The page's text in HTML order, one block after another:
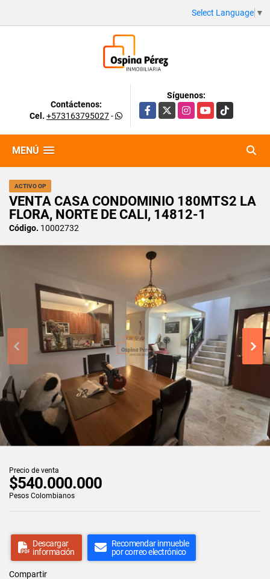
Select Language ▼
Contáctenos:
Cel. +573163795027-
Síguenos:
Facebook
X InstagramYouTubeTikTok
MENÚ
ACTIVO OP
VENTA CASA CONDOMINIO 180MTS2 LA
FLORA, NORTE DE CALI, 14812-1
Código. 10002732
Precio de venta
$540.000.000
Pesos Colombianos
Descargar
información
Recomendar inmueble
por correo electrónico
Compartir